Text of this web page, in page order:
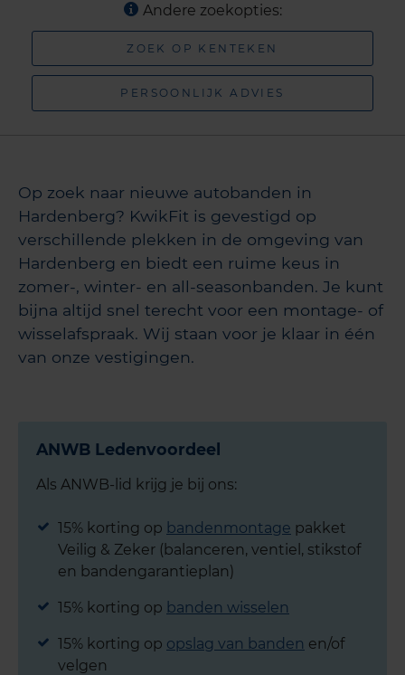
Andere zoekopties:
ZOEK OP KENTEKEN
PERSOONLIJK ADVIES
Op zoek naar nieuwe autobanden in
Hardenberg? KwikFit is gevestigd op
verschillende plekken in de omgeving van
Hardenberg en biedt een ruime keus in
zomer-, winter- en all-seasonbanden. Je kunt
bijna altijd snel terecht voor een montage- of
wisselafspraak. Wij staan voor je klaar in één
van onze vestigingen.
ANWB Ledenvoordeel
Als ANWB-lid krijg je bij ons:
15% korting op bandenmontage pakket
Veilig & Zeker (balanceren, ventiel, stikstof
en bandengarantieplan)
15% korting op banden wisselen
15% korting op opslag van banden en/of
velgen